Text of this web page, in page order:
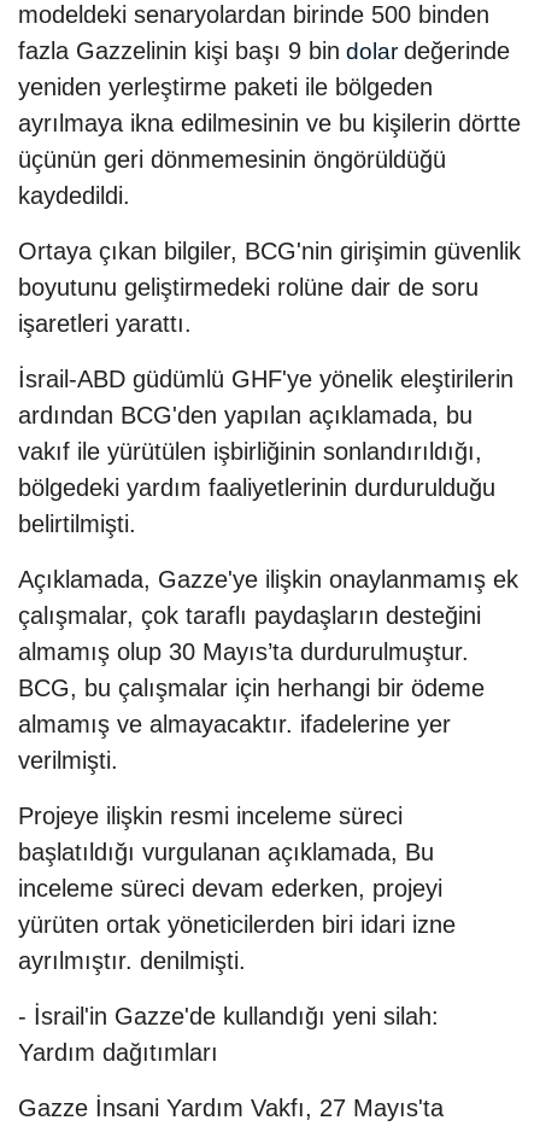
modeldeki senaryolardan birinde 500 binden
fazla Gazzelinin kişi başı 9 bin dolar değerinde
yeniden yerleştirme paketi ile bölgeden
ayrılmaya ikna edilmesinin ve bu kişilerin dörtte
üçünün geri dönmemesinin öngörüldüğü
kaydedildi.
Ortaya çıkan bilgiler, BCG'nin girişimin güvenlik
boyutunu geliştirmedeki rolüne dair de soru
işaretleri yarattı.
İsrail-ABD güdümlü GHF'ye yönelik eleştirilerin
ardından BCG'den yapılan açıklamada, bu
vakıf ile yürütülen işbirliğinin sonlandırıldığı,
bölgedeki yardım faaliyetlerinin durdurulduğu
belirtilmişti.
Açıklamada, Gazze'ye ilişkin onaylanmamış ek
çalışmalar, çok taraflı paydaşların desteğini
almamış olup 30 Mayıs’ta durdurulmuştur.
BCG, bu çalışmalar için herhangi bir ödeme
almamış ve almayacaktır. ifadelerine yer
verilmişti.
Projeye ilişkin resmi inceleme süreci
başlatıldığı vurgulanan açıklamada, Bu
inceleme süreci devam ederken, projeyi
yürüten ortak yöneticilerden biri idari izne
ayrılmıştır. denilmişti.
- İsrail'in Gazze'de kullandığı yeni silah:
Yardım dağıtımları
Gazze İnsani Yardım Vakfı, 27 Mayıs'ta